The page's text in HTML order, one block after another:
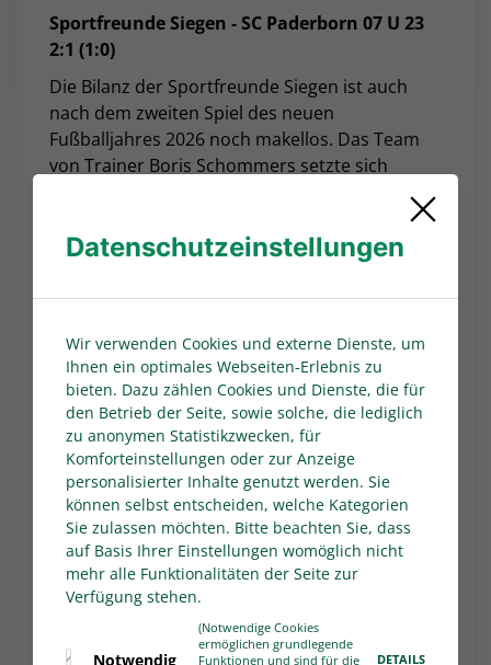
Sportfreunde Siegen - SC Paderborn 07 U 23
2:1 (1:0)
Die Bilanz der Sportfreunde Siegen ist auch
nach dem zweiten Spiel des neuen
Fußballjahres 2026 noch makellos. Das Team
von Trainer Boris Schommers setzte sich
Mannschaft des SC Paderborn 07 durch. Malik
Hodroj (31.) brachte die Gastgeber vor 1.762
Zuschauer*innen in Führung. Obwohl sich
Foulspiels die Gelb-Rote Karte einhandelte
(59.), gelang dem Nachwuchs des Zweitligisten
durch Lasse Eickel (75.) der zwischenzeitliche
Ausgleich. Der eingewechselte Elsamed Ramaj
(87.) sicherte den auch nach dem siebten Spiel
unter der Regie von Boris Schommers noch
unbesiegten Sportfreunden den vierten Dreier
in diesem Zeitraum. Während sich die Siegener
auf den sechsten Platz verbesserten, belegen
die Gäste aus Paderborn weiterhin Rang elf.
WDFV/MSPW
Datenschutzeinstellungen
Wir verwenden Cookies und externe Dienste, um
Ihnen ein optimales Webseiten-Erlebnis zu
bieten. Dazu zählen Cookies und Dienste, die für
den Betrieb der Seite, sowie solche, die lediglich
zu anonymen Statistikzwecken, für
Komforteinstellungen oder zur Anzeige
personalisierter Inhalte genutzt werden. Sie
können selbst entscheiden, welche Kategorien
Sie zulassen möchten. Bitte beachten Sie, dass
auf Basis Ihrer Einstellungen womöglich nicht
mehr alle Funktionalitäten der Seite zur
Verfügung stehen.
Notwendig
(Notwendige Cookies
ermöglichen grundlegende
Funktionen und sind für die
DETAILS